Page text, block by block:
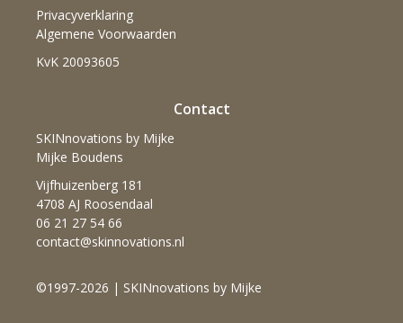
Privacyverklaring
Algemene Voorwaarden
KvK 20093605
Contact
SKINnovations by Mijke
Mijke Boudens
Vijfhuizenberg 181
4708 AJ Roosendaal
06 21 27 54 66
contact@skinnovations.nl
©1997-2026 | SKINnovations by Mijke